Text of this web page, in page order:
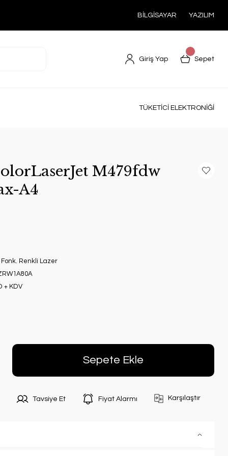
BİLGİSAYAR YAZILIM
Giriş Yap Sepet
TÜKETİCİ ELEKTRONİĞİ
M479fdw
A4
Fonk. Renkli Lazer
+ KDV
Sepete Ekle
Tavsiye Et Fiyat Alarmı Karşılaştır